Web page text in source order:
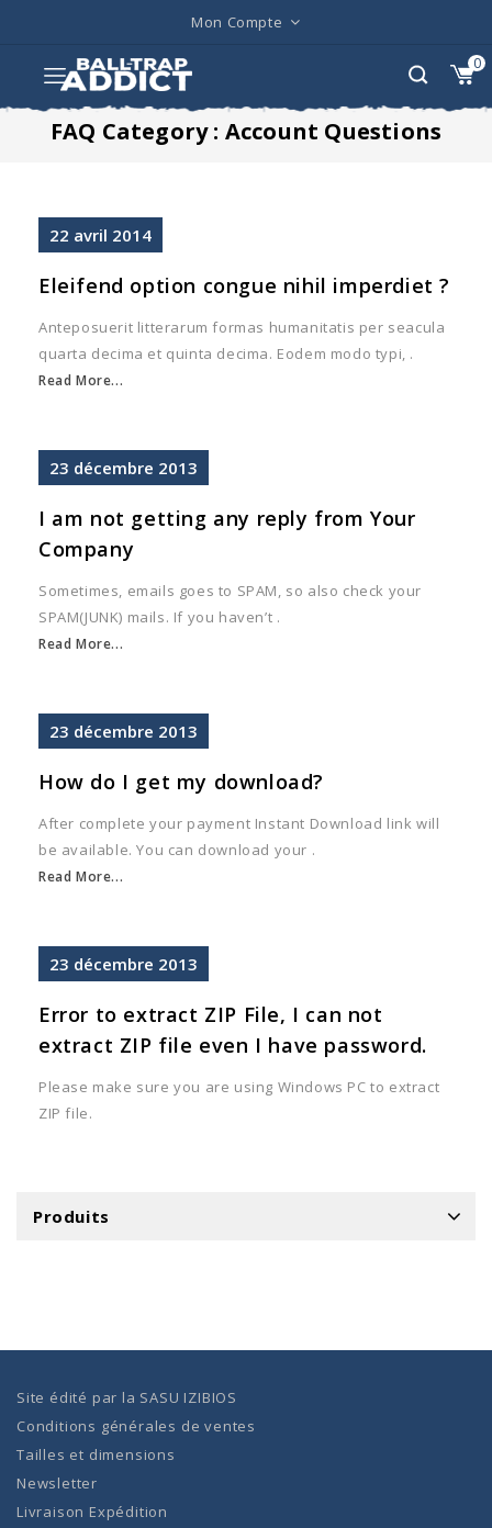
Mon Compte
0
FAQ Category : Account Questions
22 avril 2014
Eleifend option congue nihil imperdiet ?
Anteposuerit litterarum formas humanitatis per seacula
quarta decima et quinta decima. Eodem modo typi, .
Read More...
23 décembre 2013
I am not getting any reply from Your
Company
Sometimes, emails goes to SPAM, so also check your
SPAM(JUNK) mails. If you haven’t .
Read More...
23 décembre 2013
How do I get my download?
After complete your payment Instant Download link will
be available. You can download your .
Read More...
23 décembre 2013
Error to extract ZIP File, I can not
extract ZIP file even I have password.
Please make sure you are using Windows PC to extract
ZIP file.
Produits
Site édité par la SASU IZIBIOS
Conditions générales de ventes
Tailles et dimensions
Newsletter
Livraison Expédition